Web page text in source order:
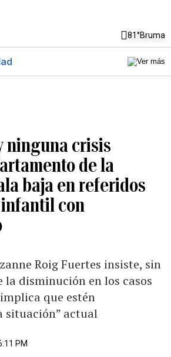
81°Bruma
ninguna crisis
de la
baja en referidos
con
Roig Fuertes insiste, sin
la disminución en los casos
que estén
situación” actual
PM